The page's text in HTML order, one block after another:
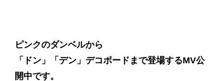
ピンクのダンベルから
「ドン」「デン」デコボードまで登場するMV公
開中です。